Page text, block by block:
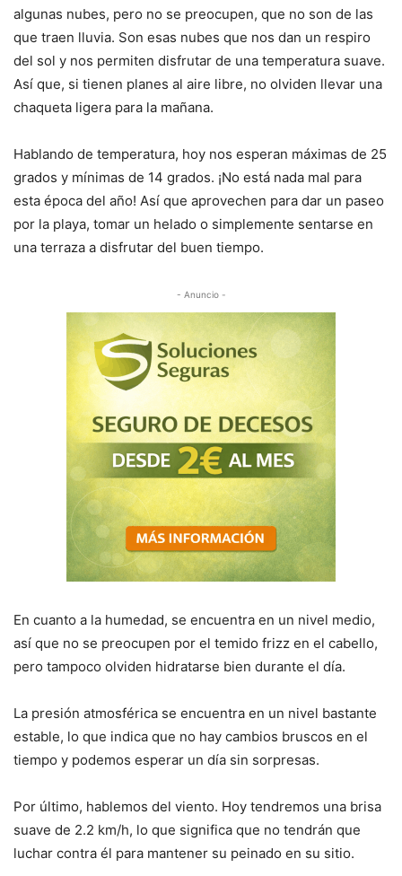
algunas nubes, pero no se preocupen, que no son de las
que traen lluvia. Son esas nubes que nos dan un respiro
del sol y nos permiten disfrutar de una temperatura suave.
Así que, si tienen planes al aire libre, no olviden llevar una
chaqueta ligera para la mañana.
Hablando de temperatura, hoy nos esperan máximas de 25
grados y mínimas de 14 grados. ¡No está nada mal para
esta época del año! Así que aprovechen para dar un paseo
por la playa, tomar un helado o simplemente sentarse en
una terraza a disfrutar del buen tiempo.
- Anuncio -
En cuanto a la humedad, se encuentra en un nivel medio,
así que no se preocupen por el temido frizz en el cabello,
pero tampoco olviden hidratarse bien durante el día.
La presión atmosférica se encuentra en un nivel bastante
estable, lo que indica que no hay cambios bruscos en el
tiempo y podemos esperar un día sin sorpresas.
Por último, hablemos del viento. Hoy tendremos una brisa
suave de 2.2 km/h, lo que significa que no tendrán que
luchar contra él para mantener su peinado en su sitio.